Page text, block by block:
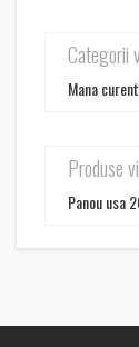
Categorii
Mana
Produse
Panou usa